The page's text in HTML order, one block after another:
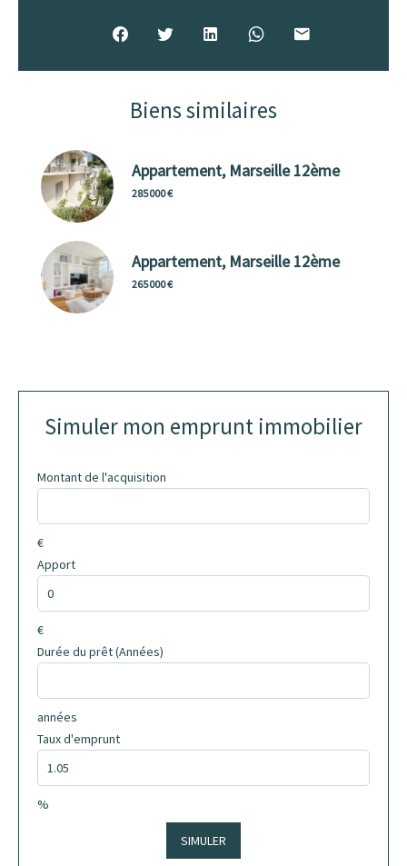
Biens similaires
Appartement, Marseille 12ème
285 000 €
Appartement, Marseille 12ème
265 000 €
Simuler mon emprunt immobilier
Montant de l'acquisition
€
Apport
€
Durée du prêt (Années)
années
Taux d'emprunt
%
SIMULER